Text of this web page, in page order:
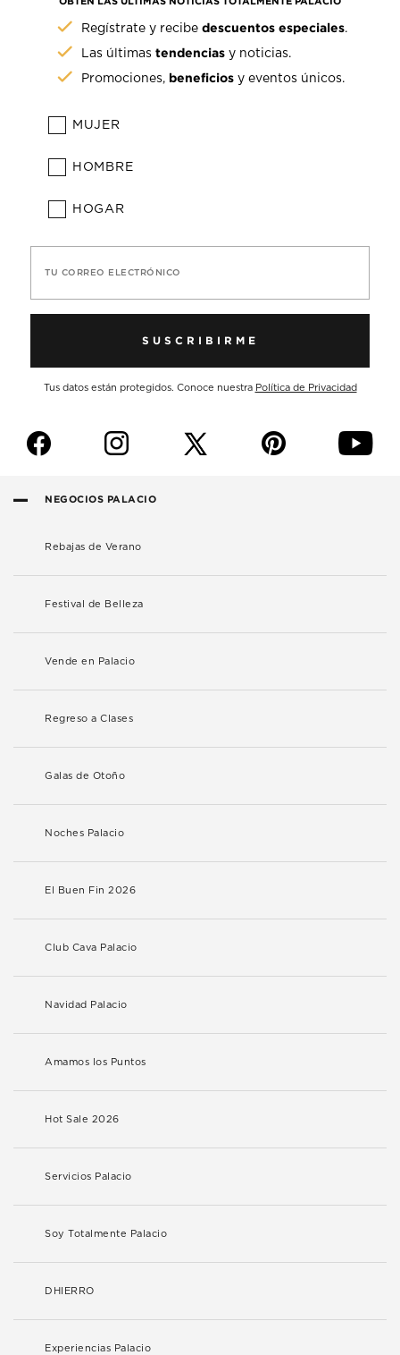
Regístrate y recibedescuentos especiales.
Las últimastendencias y noticias.
Promociones, beneficios y eventos únicos.
MUJER
HOMBRE
HOGAR
TU CORREO ELECTRÓNICO
SUSCRIBIRME
Tus datos están protegidos. Conoce nuestra Política de Privacidad
f i p y
NEGOCIOS PALACIO
Rebajas de Verano
Festival de Belleza
Vende en Palacio
Regreso a Clases
Galas de Otoño
Noches Palacio
El Buen Fin 2026
Club Cava Palacio
Navidad Palacio
Amamos los Puntos
Hot Sale 2026
Servicios Palacio
Soy Totalmente Palacio
DHIERRO
Experiencias Palacio